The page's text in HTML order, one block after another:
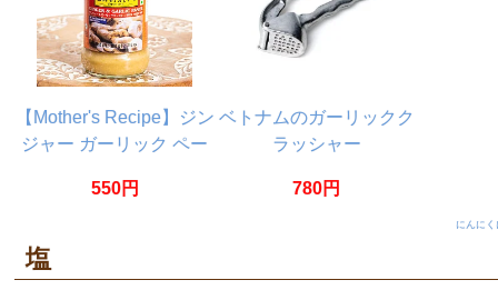
【Mother's Recipe】ジン
ジャー ガーリック ペー
300g
550円
ベトナムのガーリックク
ラッシャー
780円
にんに
塩